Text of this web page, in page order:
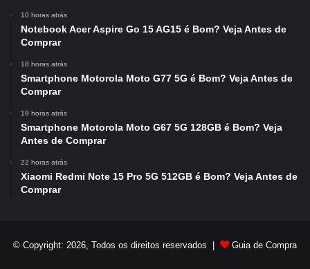
10 horas atrás
Notebook Acer Aspire Go 15 AG15 é Bom? Veja Antes de
Comprar
18 horas atrás
Smartphone Motorola Moto G77 5G é Bom? Veja Antes de
Comprar
19 horas atrás
Smartphone Motorola Moto G67 5G 128GB é Bom? Veja
Antes de Comprar
22 horas atrás
Xiaomi Redmi Note 15 Pro 5G 512GB é Bom? Veja Antes de
Comprar
© Copyright: 2026, Todos os direitos reservados | Guia de Compra